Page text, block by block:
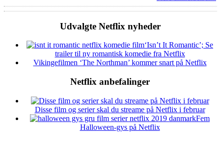
Udvalgte Netflix nyheder
‘Isn’t It Romantic’; Se
trailer til ny romantisk komedie fra Netflix
Vikingefilmen ‘The Northman’ kommer snart på Netflix
Netflix anbefalinger
Disse film og serier skal du streame på Netflix i februar
Fem
Halloween-gys på Netflix